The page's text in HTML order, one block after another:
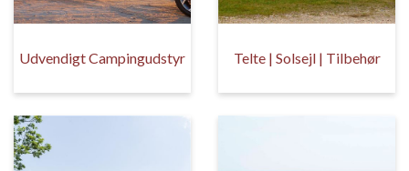
Udvendigt Campingudstyr Telte | Solsejl | Tilbehør